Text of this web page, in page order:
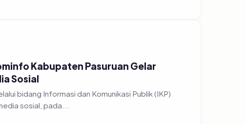
Kabupaten Pasuruan Gelar
Sosial
(IKP)
sosial, pada...